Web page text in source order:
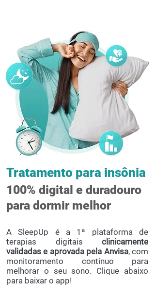
Tratamento para insônia
100% digital e duradouro
para dormir melhor
A SleepUp é a 1ª plataforma de
terapias digitais clinicamente
validadas e aprovada pela Anvisa, com
monitoramento contínuo para
melhorar o seu sono. Clique abaixo
para baixar o app!